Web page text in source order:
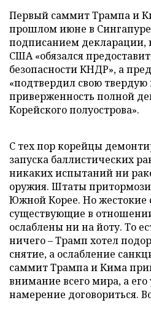
Первый саммит Трампа и
прошлом июне в
подписанием декларации,
США «обязался
безопасности КНДР», а
«подтвердил свою
приверженность полной
Корейского полуострова».
С тех пор корейцы
запуска баллистических
никаких испытаний ни
оружия. Штаты
Южной Корее. Но жестокие
существующие в
ослаблены ни на йоту. То
ничего – Трамп хотел
снятие, а ослабление
саммит Трампа и Кима
внимание всего мира, а
намерение договориться.